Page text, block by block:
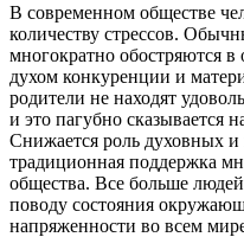
В современном обществе
количеству стрессов.
многократно обостряются в
духом конкуренции и
родители не находят
и это пагубно сказывается
Снижается роль духовных
традиционная поддержка
общества. Все больше
поводу состояния
напряженности во всем